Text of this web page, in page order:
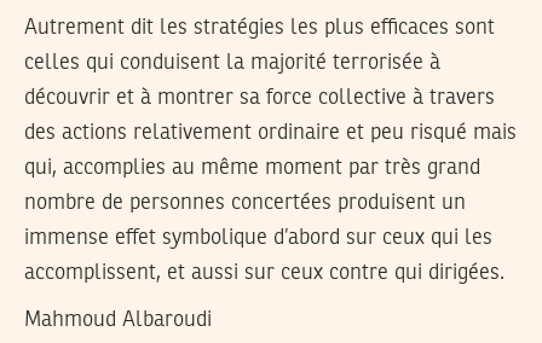
Autrement dit les stratégies les plus efficaces sont
celles qui conduisent la majorité terrorisée à
découvrir et à montrer sa force collective à travers
des actions relativement ordinaire et peu risqué mais
qui, accomplies au même moment par très grand
nombre de personnes concertées produisent un
immense effet symbolique d’abord sur ceux qui les
accomplissent, et aussi sur ceux contre qui dirigées.
Mahmoud Albaroudi